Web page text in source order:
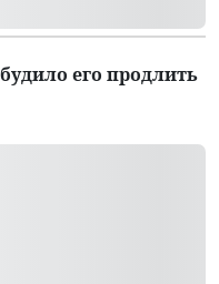
его продлить